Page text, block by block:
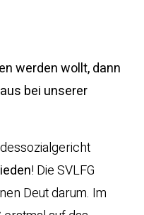
werden wollt, dann
bei unserer
! Die SVLFG
Deut darum. Im